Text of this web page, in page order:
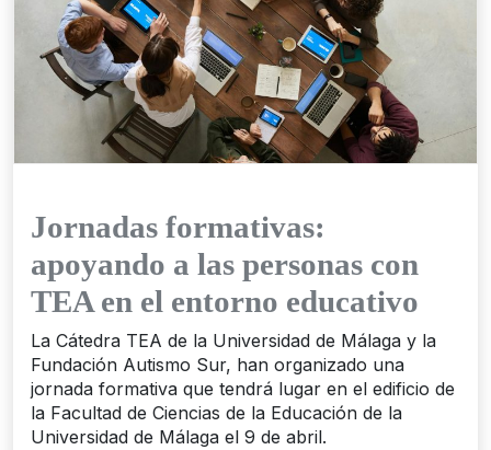
Jornadas formativas:
apoyando a las personas con
TEA en el entorno educativo
La Cátedra TEA de la Universidad de Málaga y la
Fundación Autismo Sur, han organizado una
jornada formativa que tendrá lugar en el edificio de
la Facultad de Ciencias de la Educación de la
Universidad de Málaga el 9 de abril.